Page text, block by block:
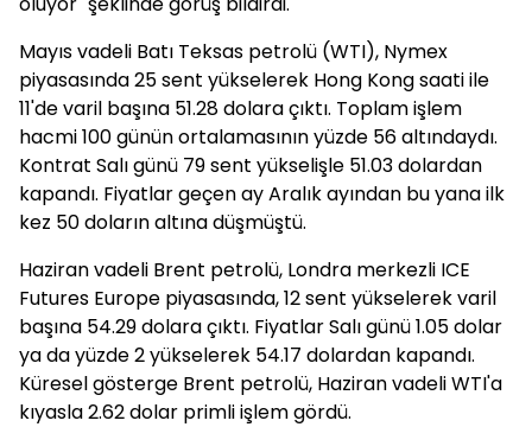
Mayıs vadeli Batı Teksas petrolü (WTI), Nymex
piyasasında 25 sent yükselerek Hong Kong saati ile
11'de varil başına 51.28 dolara çıktı. Toplam işlem
hacmi 100 günün ortalamasının yüzde 56 altındaydı.
Kontrat Salı günü 79 sent yükselişle 51.03 dolardan
kapandı. Fiyatlar geçen ay Aralık ayından bu yana ilk
kez 50 doların altına düşmüştü.
Haziran vadeli Brent petrolü, Londra merkezli ICE
Futures Europe piyasasında, 12 sent yükselerek varil
başına 54.29 dolara çıktı. Fiyatlar Salı günü 1.05 dolar
ya da yüzde 2 yükselerek 54.17 dolardan kapandı.
Küresel gösterge Brent petrolü, Haziran vadeli WTI'a
kıyasla 2.62 dolar primli işlem gördü.